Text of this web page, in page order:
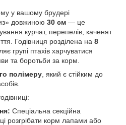
у вашому брудері
довжиною 30 см — це
курчат, перепелів, каченят
Годівниця розділена на 8
групі птахів харчуватися
та боротьби за корм.
полімеру , який є стійким до
Спеціальна секційна
розгрібати корм лапами або